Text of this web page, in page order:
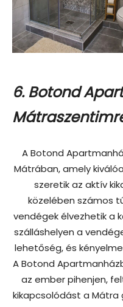
6. Botond
A Botond
Mátrában, amely
szeretik az aktív
közelében számos
vendégek élvezhetik a
szálláshelyen a
lehetőség, és
A Botond
az ember pihenjen,
kikapcsolódást a Mátra